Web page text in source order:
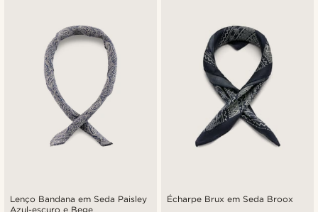
Lenço Bandana em Seda Paisley
Azul-escuro e Bege
Écharpe Brux em Seda Broox